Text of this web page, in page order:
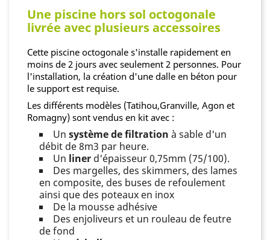
Une piscine hors sol octogonale
livrée avec plusieurs accessoires
Cette piscine octogonale s'installe rapidement en
moins de 2 jours avec seulement 2 personnes. Pour
l'installation, la création d'une dalle en béton pour
le support est requise.
Les différents modèles (Tatihou,Granville, Agon et
Romagny) sont vendus en kit avec :
Un système de filtration à sable d'un
débit de 8m3 par heure.
Un liner d'épaisseur 0,75mm (75/100).
Des margelles, des skimmers, des lames
en composite, des buses de refoulement
ainsi que des poteaux en inox
De la mousse adhésive
Des enjoliveurs et un rouleau de feutre
de fond